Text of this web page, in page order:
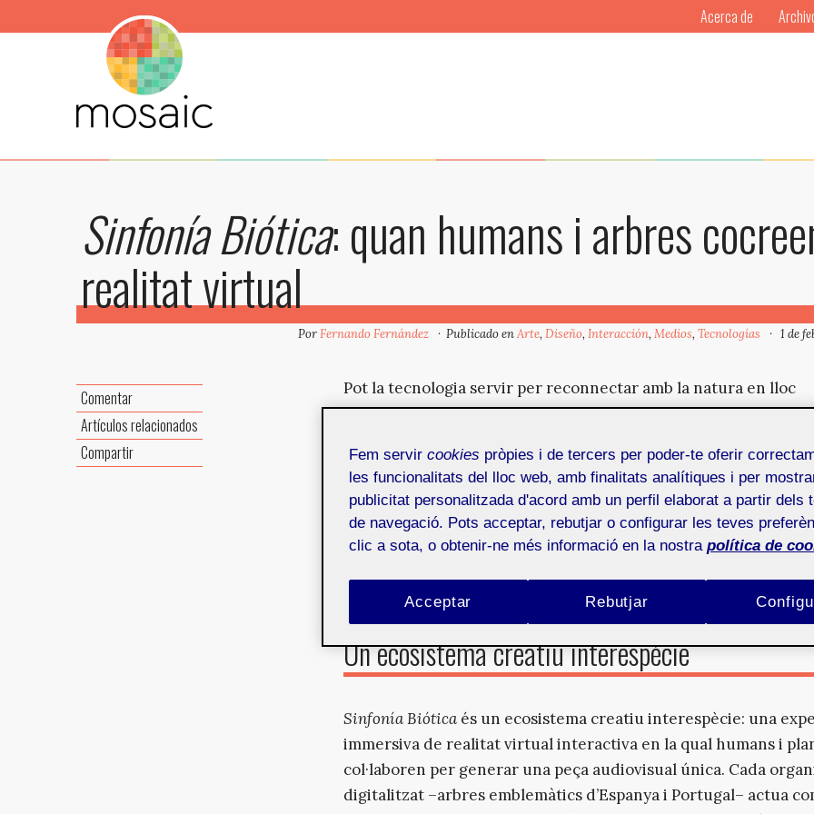
Sinfonía Biótica: quan humans i arbres
realitat virtual
PorFernando Fernández Publicado enArte, Diseño, Interacción, Medios, Tecnologías 1 de
Comentar
Artículos relacionados
Compartir
Pot la tecnologia servir per reconnectar amb la natura en lloc
d’allunyar-nos d’ella? Aquesta paradoxa constitueix el punt de
pont sensorial vers el món vegetal, fent audible allò que els
sentits no aconsegueixen percebre. En un moment marcat pel
climàtic i la creixent distància entre l’urbà i el natural, l’art
oferir no sols escapisme, sinó també noves formes de relació
Un ecosistema creatiu interespècie
Sinfonía Biótica és un ecosistema creatiu interespècie: una
immersiva de realitat virtual interactiva en la qual humans i
col·laboren per generar una peça audiovisual única. Cada
digitalitzat –arbres emblemàtics d’Espanya i Portugal– actua
Acerca de
Fem servir cookies pròpies i de tercers per poder-te oferir
les funcionalitats del lloc web, amb finalitats analítiques i per
publicitat personalitzada d'acord amb un perfil elaborat a partir dels
de navegació. Pots acceptar, rebutjar o configurar les teves
clic a sota, o obtenir-ne més informació en la nostra política de
Rebutjar
Acceptar